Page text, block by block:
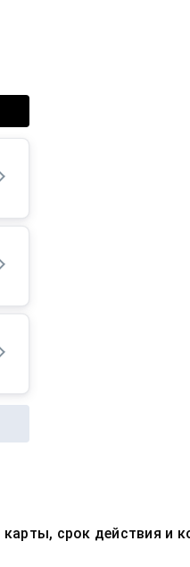
срок действия и